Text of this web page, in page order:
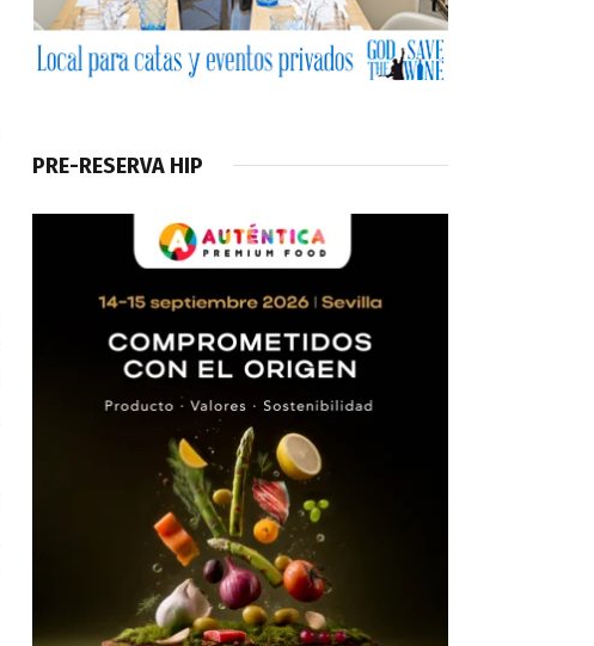
PRE-RESERVA HIP